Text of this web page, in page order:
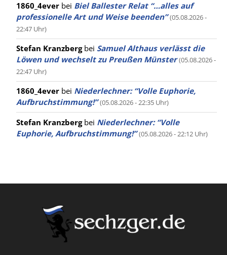
1860_4ever bei Biel Ballester Relat “…alles auf
professionelle Art und Weise beenden” (05.08.2026 -
22:47 Uhr)
Stefan Kranzbergbei Samuel Althaus verlässt die
Löwen und wechselt zu Preußen Münster (05.08.2026 -
22:47 Uhr)
1860_4ever bei Niederlechner: “Volle Euphorie,
Aufbruchstimmung!” (05.08.2026 - 22:35 Uhr)
Stefan Kranzbergbei Niederlechner: “Volle
Euphorie, Aufbruchstimmung!” (05.08.2026 - 22:12 Uhr)